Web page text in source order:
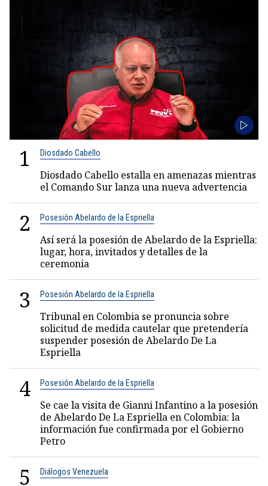
1 Diosdado Cabello
Diosdado Cabello estalla en amenazas mientras
el Comando Sur lanza una nueva advertencia
2 Posesión Abelardo de la Espriella
Así será la posesión de Abelardo de la Espriella:
lugar, hora, invitados y detalles de la
ceremonia
3 Posesión Abelardo de la Espriella
Tribunal en Colombia se pronuncia sobre
solicitud de medida cautelar que pretendería
suspender posesión de Abelardo De La
Espriella
4 Posesión Abelardo de la Espriella
Se cae la visita de Gianni Infantino a la posesión
de Abelardo De La Espriella en Colombia: la
información fue confirmada por el Gobierno
Petro
5 Diálogos Venezuela